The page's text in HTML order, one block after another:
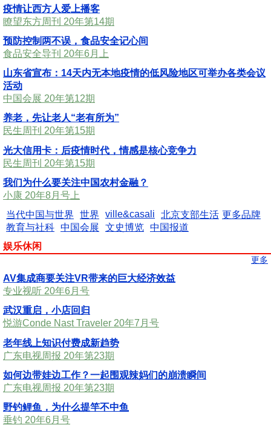
疫情让西方人爱上播客
瞭望东方周刊 20年第14期
预防控制两不误，食品安全记心间
食品安全导刊 20年6月上
山东省宣布：14天内无本地疫情的低风险地区可举办各类会议
活动
中国会展 20年第12期
养老，先让老人“老有所为”
民生周刊 20年第15期
光大信用卡：后疫情时代，情感是核心竞争力
民生周刊 20年第15期
我们为什么要关注中国农村金融？
小康 20年8月号上
当代中国与世界
世界 ville&casali
北京支部生活
教育与社科 中国会展 文史博览 中国报道
更多品牌
娱乐休闲
更多
AV集成商要关注VR带来的巨大经济效益
专业视听 20年6月号
武汉重启，小店回归
悦游Conde Nast Traveler 20年7月号
老年线上知识付费成新趋势
广东电视周报 20年第23期
如何边带娃边工作？一起围观辣妈们的崩溃瞬间
广东电视周报 20年第23期
野钓鲤鱼，为什么提竿不中鱼
垂钓 20年6月号